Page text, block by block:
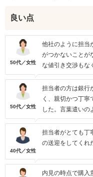
良い点
50代／女性
他社のように担当
がつかないことが
な値引き交渉もな
50代／女性
担当者の方は銀行
く、親切かつ丁
した。言葉遣いの
40代／女性
担当者がとても丁
の送迎をしてくれ
内見の時点で購入